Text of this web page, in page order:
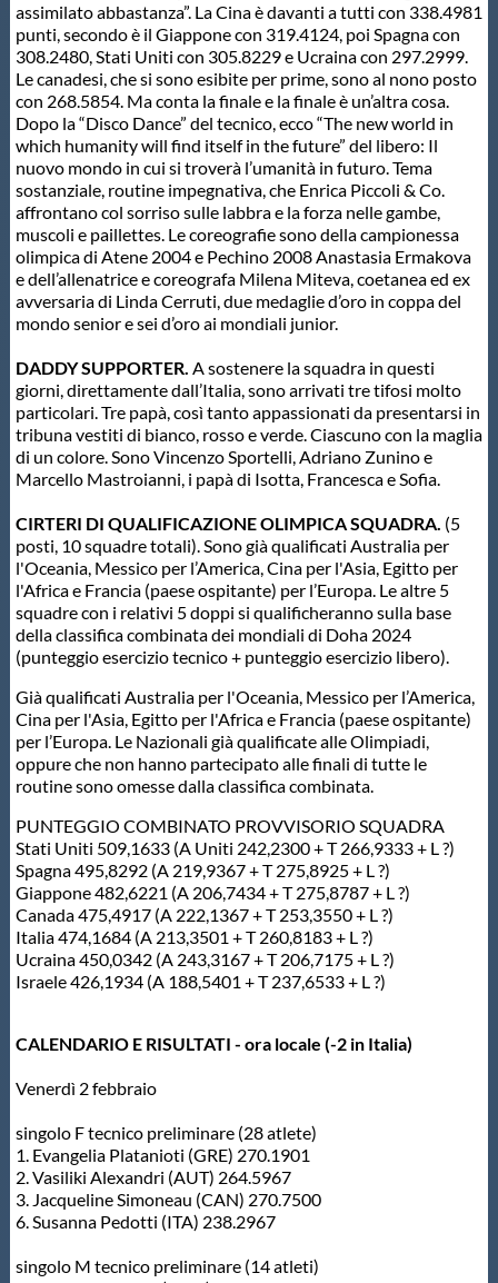
assimilato abbastanza”. La Cina è davanti a tutti con 338.4981
punti, secondo è il Giappone con 319.4124, poi Spagna con
308.2480, Stati Uniti con 305.8229 e Ucraina con 297.2999.
Le canadesi, che si sono esibite per prime, sono al nono posto
con 268.5854. Ma conta la finale e la finale è un’altra cosa.
Dopo la “Disco Dance” del tecnico, ecco “The new world in
which humanity will find itself in the future” del libero: Il
nuovo mondo in cui si troverà l’umanità in futuro. Tema
sostanziale, routine impegnativa, che Enrica Piccoli & Co.
affrontano col sorriso sulle labbra e la forza nelle gambe,
muscoli e paillettes. Le coreografie sono della campionessa
olimpica di Atene 2004 e Pechino 2008 Anastasia Ermakova
e dell’allenatrice e coreografa Milena Miteva, coetanea ed ex
avversaria di Linda Cerruti, due medaglie d’oro in coppa del
mondo senior e sei d’oro ai mondiali junior.
DADDY SUPPORTER. A sostenere la squadra in questi
giorni, direttamente dall’Italia, sono arrivati tre tifosi molto
particolari. Tre papà, così tanto appassionati da presentarsi in
tribuna vestiti di bianco, rosso e verde. Ciascuno con la maglia
di un colore. Sono Vincenzo Sportelli, Adriano Zunino e
Marcello Mastroianni, i papà di Isotta, Francesca e Sofia.
CIRTERI DI QUALIFICAZIONE OLIMPICA SQUADRA. (5
posti, 10 squadre totali). Sono già qualificati Australia per
l'Oceania, Messico per l’America, Cina per l'Asia, Egitto per
l'Africa e Francia (paese ospitante) per l’Europa. Le altre 5
squadre con i relativi 5 doppi si qualificheranno sulla base
della classifica combinata dei mondiali di Doha 2024
(punteggio esercizio tecnico + punteggio esercizio libero).
Già qualificati Australia per l'Oceania, Messico per l’America,
Cina per l'Asia, Egitto per l'Africa e Francia (paese ospitante)
per l’Europa. Le Nazionali già qualificate alle Olimpiadi,
oppure che non hanno partecipato alle finali di tutte le
routine sono omesse dalla classifica combinata.
PUNTEGGIO COMBINATO PROVVISORIO SQUADRA
Stati Uniti 509,1633 (A Uniti 242,2300 + T 266,9333 + L ?)
Spagna 495,8292 (A 219,9367 + T 275,8925 + L ?)
Giappone 482,6221 (A 206,7434 + T 275,8787 + L ?)
Canada 475,4917 (A 222,1367 + T 253,3550 + L ?)
Italia 474,1684 (A 213,3501 + T 260,8183 + L ?)
Ucraina 450,0342 (A 243,3167 + T 206,7175 + L ?)
Israele 426,1934 (A 188,5401 + T 237,6533 + L ?)
CALENDARIO E RISULTATI - ora locale (-2 in Italia)
Venerdì 2 febbraio
singolo F tecnico preliminare (28 atlete)
1. Evangelia Platanioti (GRE) 270.1901
2. Vasiliki Alexandri (AUT) 264.5967
3. Jacqueline Simoneau (CAN) 270.7500
6. Susanna Pedotti (ITA) 238.2967
singolo M tecnico preliminare (14 atleti)